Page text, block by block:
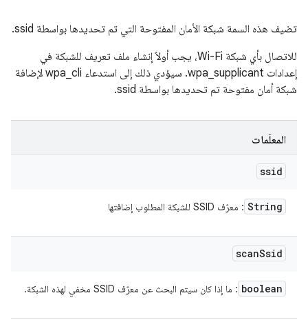
تضيف هذه السمة شبكة الأمان المفتوحة التي تم تحديدها بواسطة ssid.
للاتصال بأي شبكة Wi-Fi، يجب أولاً إنشاء ملف تعريف للشبكة في
إعدادات wpa_supplicant. سيؤدي ذلك إلى استدعاء wpa_cli لإضافة
شبكة أمان مفتوحة تم تحديدها بواسطة ssid.
المعلَمات
ssid
String : معرّف SSID للشبكة المطلوب إضافتها
scanSsid
boolean : ما إذا كان سيتم البحث عن معرّف SSID مخفي لهذه الشبكة.